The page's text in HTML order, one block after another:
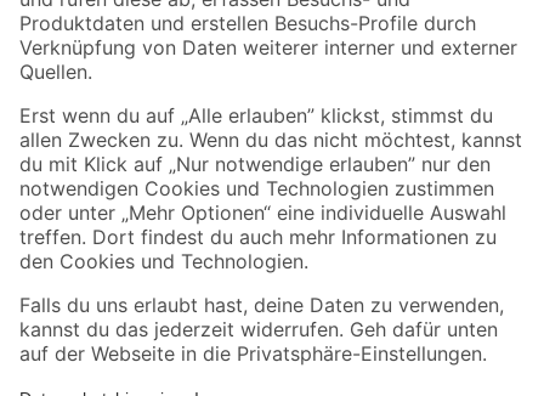
Sicher einkaufen
Jetzt die toom-App herunterladen
Alle Preisangaben in EUR inkl. gesetzl. MwSt.. Die dargestellten Angebote sind unter
Umständen nicht in allen Märkten verfügbar. Die angegebenen Verfügbarkeiten beziehen
Produkte nur solange der Vorrat reicht.